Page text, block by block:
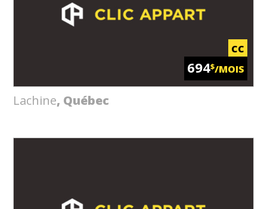
CC
694$/MOIS
Lachine, Québec